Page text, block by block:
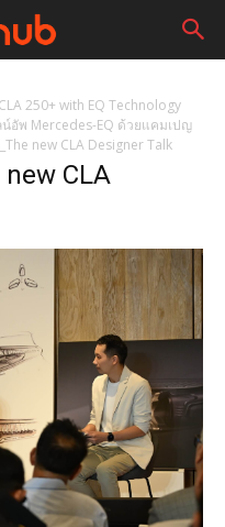
250+ with EQ Technology
อัพ Mercedes-EQ ด้วยแคมเปญ
new CLA Designer Talk
CLA